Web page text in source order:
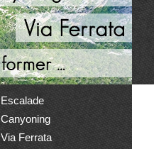
Escalade
Canyoning
Via Ferrata